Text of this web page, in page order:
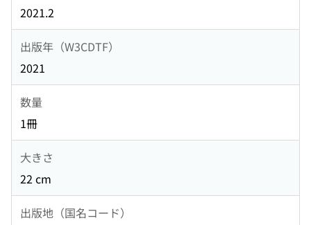
2021.2
出版年（W3CDTF）
2021
数量
1冊
大きさ
22 cm
出版地（国名コード）